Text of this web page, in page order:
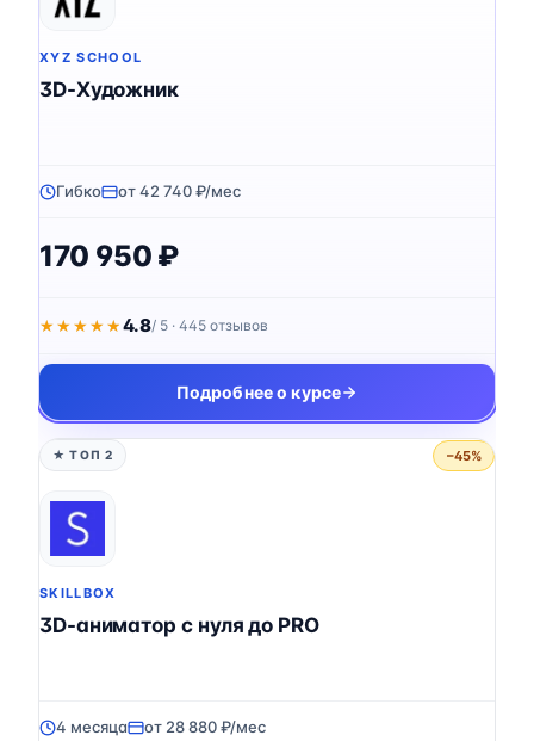
XYZ SCHOOL
3D-Художник
Гибко от 42 740 ₽/мес
170 950 ₽
★★★★★
★★★★★4.8/ 5 · 445 отзывов
Подробнее о курсе
★ ТОП 2 −45%
SKILLBOX
3D-аниматор с нуля до PRO
4 месяца от 28 880 ₽/мес